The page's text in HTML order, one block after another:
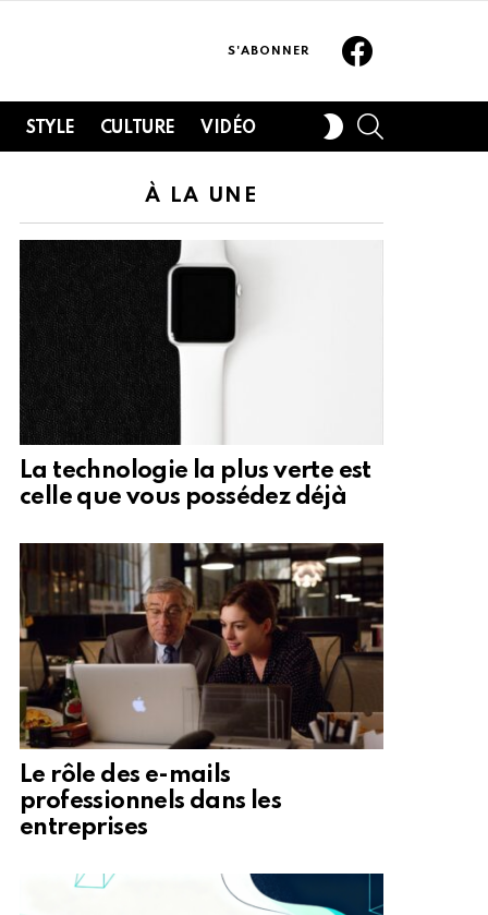
S'ABONNER
STYLE CULTURE VIDÉO
SWITCH
SKIN
À LA UNE
La technologie la plus verte est
celle que vous possédez déjà
Le rôle des e-mails
professionnels dans les
entreprises